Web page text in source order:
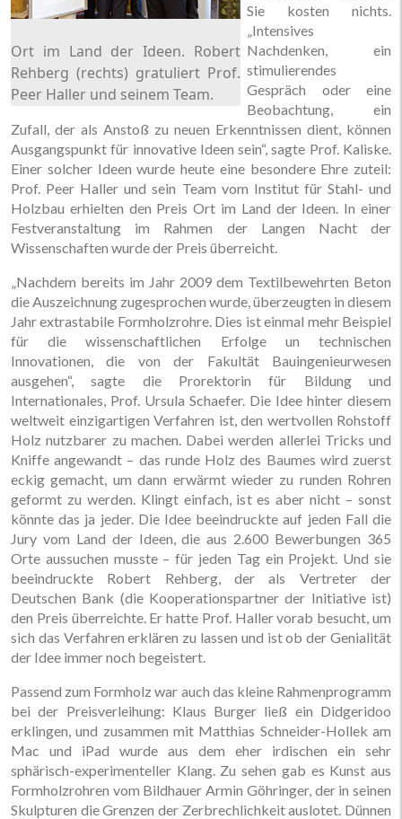
Ort im Land der Ideen. Robert
Rehberg (rechts) gratuliert Prof.
Peer Haller und seinem Team.
Sie kosten nichts.
„Intensives
Nachdenken, ein
stimulierendes
Gespräch oder eine
Beobachtung, ein
Zufall, der als Anstoß zu neuen Erkenntnissen dient, können
Ausgangspunkt für innovative Ideen sein“, sagte Prof. Kaliske.
Einer solcher Ideen wurde heute eine besondere Ehre zuteil:
Prof. Peer Haller und sein Team vom Institut für Stahl- und
Holzbau erhielten den Preis Ort im Land der Ideen. In einer
Festveranstaltung im Rahmen der Langen Nacht der
Wissenschaften wurde der Preis überreicht.
„Nachdem bereits im Jahr 2009 dem Textilbewehrten Beton
die Auszeichnung zugesprochen wurde, überzeugten in diesem
Jahr extrastabile Formholzrohre. Dies ist einmal mehr Beispiel
für die wissenschaftlichen Erfolge un technischen
Innovationen, die von der Fakultät Bauingenieurwesen
ausgehen“, sagte die Prorektorin für Bildung und
Internationales, Prof. Ursula Schaefer. Die Idee hinter diesem
weltweit einzigartigen Verfahren ist, den wertvollen Rohstoff
Holz nutzbarer zu machen. Dabei werden allerlei Tricks und
Kniffe angewandt – das runde Holz des Baumes wird zuerst
eckig gemacht, um dann erwärmt wieder zu runden Rohren
geformt zu werden. Klingt einfach, ist es aber nicht – sonst
könnte das ja jeder. Die Idee beeindruckte auf jeden Fall die
Jury vom Land der Ideen, die aus 2.600 Bewerbungen 365
Orte aussuchen musste – für jeden Tag ein Projekt. Und sie
beeindruckte Robert Rehberg, der als Vertreter der
Deutschen Bank (die Kooperationspartner der Initiative ist)
den Preis überreichte. Er hatte Prof. Haller vorab besucht, um
sich das Verfahren erklären zu lassen und ist ob der Genialität
der Idee immer noch begeistert.
Passend zum Formholz war auch das kleine Rahmenprogramm
bei der Preisverleihung: Klaus Burger ließ ein Didgeridoo
erklingen, und zusammen mit Matthias Schneider-Hollek am
Mac und iPad wurde aus dem eher irdischen ein sehr
sphärisch-experimenteller Klang. Zu sehen gab es Kunst aus
Formholzrohren vom Bildhauer Armin Göhringer, der in seinen
Skulpturen die Grenzen der Zerbrechlichkeit auslotet. Dünnen